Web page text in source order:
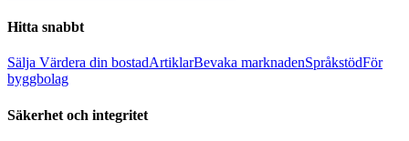
Hitta snabbt
Sälja Värdera din bostadArtiklarBevaka marknadenSpråkstödFör
byggbolag
Säkerhet och integritet